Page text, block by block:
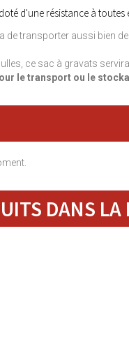
d'une résistance à
de transporter aussi bien
ce sac à gravats
le transport ou le
DANS LA